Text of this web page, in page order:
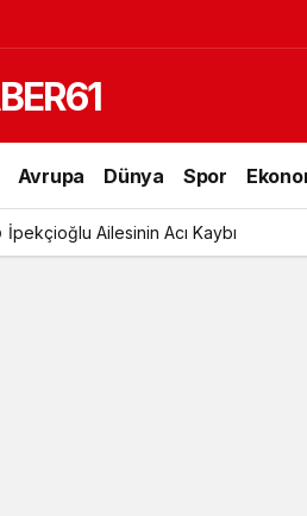
Avrupa Dünya Spor
İpekçioğlu Ailesinin Acı Kaybı
uyandı